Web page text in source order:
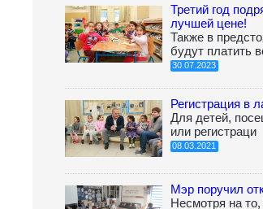
Третий год
лучшей цене!
Также в
будут платить
30.07.2023
Регистрация в
Для детей,
или регистраци
08.03.2021
Мэр поручил
Несмотря на